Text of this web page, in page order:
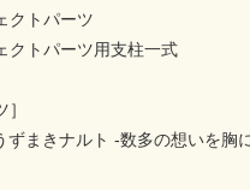
クトパーツ
クトパーツ用支柱一式
ずまきナルト -数多の想いを